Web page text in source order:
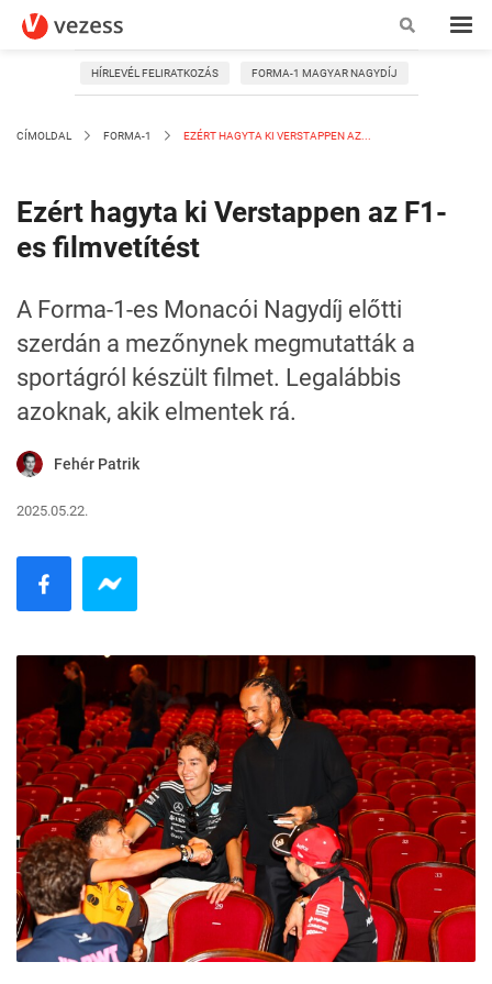
HÍRLEVÉL FELIRATKOZÁS FORMA-1 MAGYAR NAGYDÍJ
CÍMOLDAL FORMA-1 EZÉRT HAGYTA KI VERSTAPPEN AZ...
Ezért hagyta ki Verstappen az F1-
es filmvetítést
A Forma-1-es Monacói Nagydíj előtti
szerdán a mezőnynek megmutatták a
sportágról készült filmet. Legalábbis
azoknak, akik elmentek rá.
Fehér Patrik
2025.05.22.